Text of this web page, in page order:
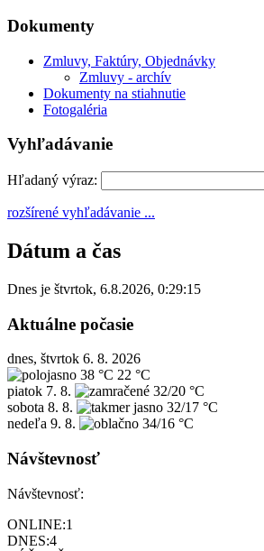
Dokumenty
Zmluvy, Faktúry, Objednávky
Zmluvy - archív
Dokumenty na stiahnutie
Fotogaléria
Vyhľadávanie
Hľadaný výraz:
rozšírené vyhľadávanie ...
Dátum a čas
Dnes je štvrtok, 6.8.2026, 0:29:15
Aktuálne počasie
dnes, štvrtok 6. 8. 2026
38 °C 22 °C
piatok 7. 8.
32/20 °C
sobota 8. 8.
32/17 °C
nedeľa 9. 8. 34/16 °C
Návštevnosť
Návštevnosť:
ONLINE:1
DNES:4